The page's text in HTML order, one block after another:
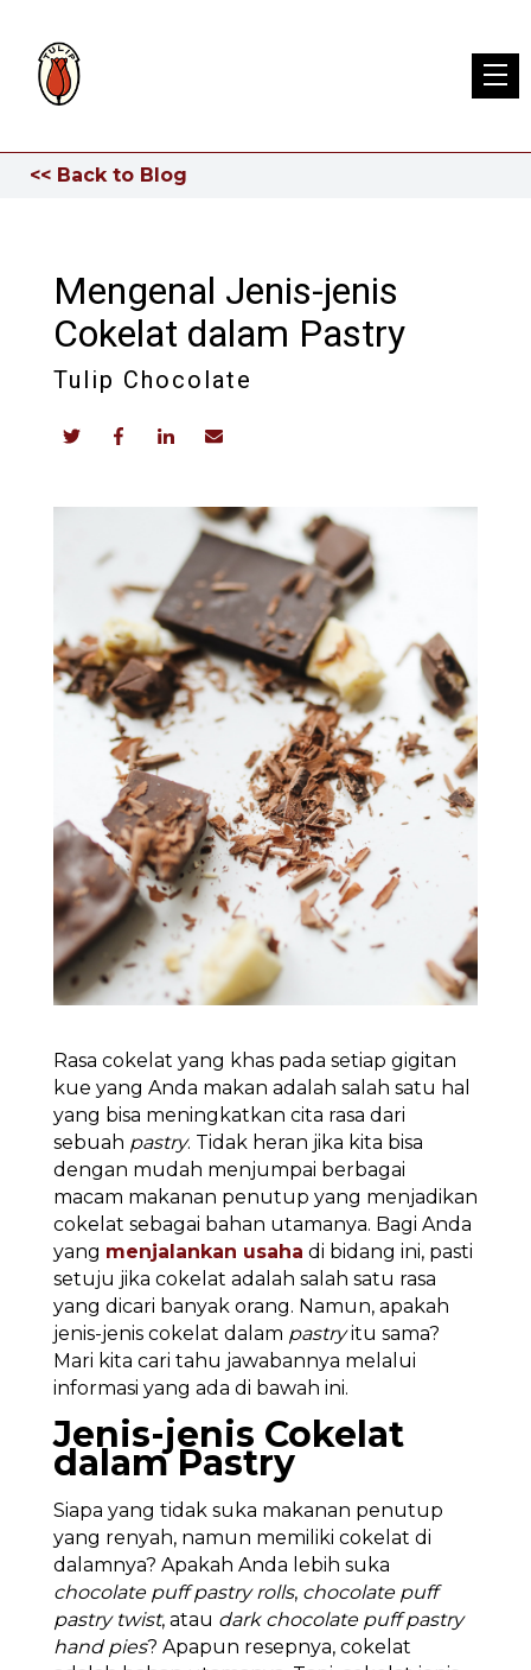
<< Back to Blog
Mengenal Jenis-jenis
Cokelat dalam Pastry
Tulip Chocolate
Rasa cokelat yang khas pada setiap gigitan
kue yang Anda makan adalah salah satu hal
yang bisa meningkatkan cita rasa dari
sebuah pastry. Tidak heran jika kita bisa
dengan mudah menjumpai berbagai
macam makanan penutup yang menjadikan
cokelat sebagai bahan utamanya. Bagi Anda
yang menjalankan usaha di bidang ini, pasti
setuju jika cokelat adalah salah satu rasa
yang dicari banyak orang. Namun, apakah
jenis-jenis cokelat dalam pastryitu sama?
Mari kita cari tahu jawabannya melalui
informasi yang ada di bawah ini.
Jenis-jenis Cokelat
dalam Pastry
Siapa yang tidak suka makanan penutup
yang renyah, namun memiliki cokelat di
dalamnya? Apakah Anda lebih suka
chocolate puff pastry rolls, chocolate puff
pastry twist, atau dark chocolate puff pastry
hand pies? Apapun resepnya, cokelat